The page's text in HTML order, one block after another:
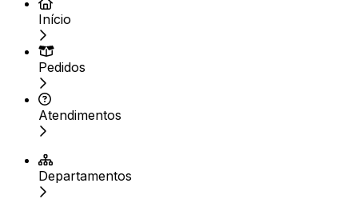
Início
Pedidos
Atendimentos
Departamentos